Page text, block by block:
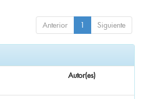
Anterior 1 Siguiente
Autor(es)